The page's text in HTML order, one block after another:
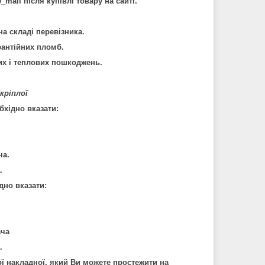
складі перевізника.
пломб.
і теплових пошкоджень.
вказати:
вказати:
накладної, який Ви можете простежити на